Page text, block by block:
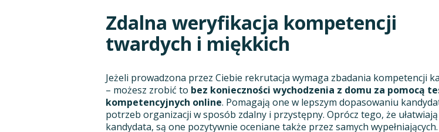
Zdalna weryfikacja kompetencji
twardych i miękkich
Jeżeli prowadzona przez Ciebie rekrutacja wymaga zbadania kompetencji
– możesz zrobić to bez konieczności wychodzenia z domu za pomocą
kompetencyjnych online. Pomagają one w lepszym dopasowaniu
potrzeb organizacji w sposób zdalny i przystępny. Oprócz tego, że
kandydata, są one pozytywnie oceniane także przez samych wypełniających.